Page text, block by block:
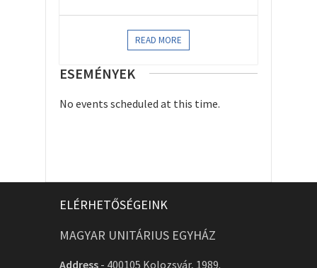
READ MORE
ESEMÉNYEK
No events scheduled at this time.
ELÉRHETŐSÉGEINK
MAGYAR UNITÁRIUS EGYHÁZ
Address - 400105 Kolozsvár, 1989.